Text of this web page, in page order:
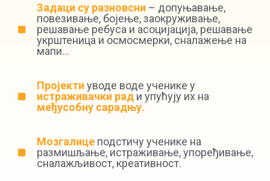
Задаци су разновсни – допуњавање,
повезивање, бојење, заокруживање,
решавање ребуса и асоцијација, решавање
укрштеница и осмосмерки, сналажење на
мапи...
Пројекти уводе воде ученике у
истраживачки ради упућују их на
међусобну сарадњу.
Mозгалицеподстичу ученике на
размишљање, истраживање, упоређивање,
сналажљивост, креативност.